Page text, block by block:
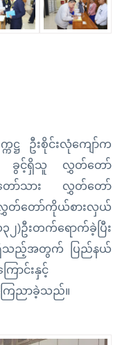
ဋ္ဌ ဦးစိုင်းလုံကျော်က
ခွင့်ရှိသူ လွှတ်တော်
ော်သား လွှတ်တော်
လွှတ်တော်ကိုယ်စားလှယ်
ဦးတက်ရောက်ခဲ့ပြီး
န်းရှိသည့်အတွက် ပြည်နယ်
ာင်းနှင့်
ြေညာခဲ့သည်။